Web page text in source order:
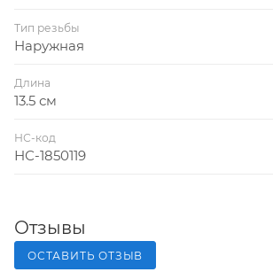
Тип резьбы
Наружная
Длина
13.5 см
НС-код
НС-1850119
Отзывы
ОСТАВИТЬ ОТЗЫВ